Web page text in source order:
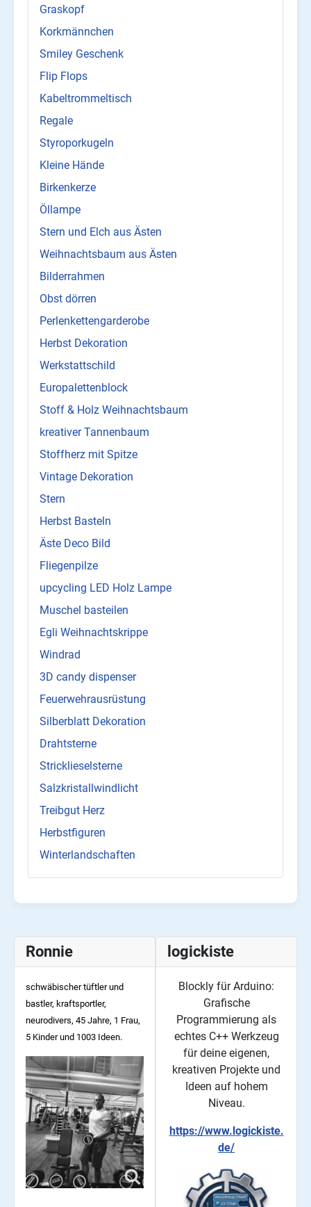
Graskopf
Korkmännchen
Smiley Geschenk
Flip Flops
Kabeltrommeltisch
Regale
Styroporkugeln
Kleine Hände
Birkenkerze
Öllampe
Stern und Elch aus Ästen
Weihnachtsbaum aus Ästen
Bilderrahmen
Obst dörren
Perlenkettengarderobe
Herbst Dekoration
Werkstattschild
Europalettenblock
Stoff & Holz Weihnachtsbaum
kreativer Tannenbaum
Stoffherz mit Spitze
Vintage Dekoration
Stern
Herbst Basteln
Äste Deco Bild
Fliegenpilze
upcycling LED Holz Lampe
Muschel basteilen
Egli Weihnachtskrippe
Windrad
3D candy dispenser
Feuerwehrausrüstung
Silberblatt Dekoration
Drahtsterne
Stricklieselsterne
Salzkristallwindlicht
Treibgut Herz
Herbstfiguren
Winterlandschaften
Ronnie
schwäbischer tüftler und
bastler, kraftsportler,
neurodivers, 45 Jahre, 1 Frau,
5 Kinder und 1003 Ideen.
logickiste
Blockly für Arduino:
Grafische
Programmierung als
echtes C++ Werkzeug
für deine eigenen,
kreativen Projekte und
Ideen auf hohem
Niveau.
https://www.logickiste.
de/